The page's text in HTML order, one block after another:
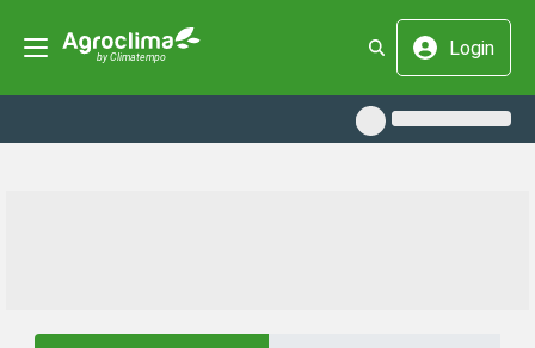
Login